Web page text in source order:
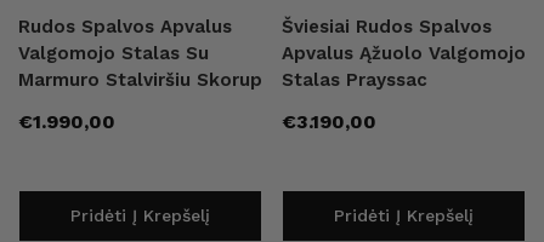
Rudos Spalvos Apvalus
Valgomojo Stalas Su
Marmuro Stalviršiu Skorup
Įprasta
€1.990,00
Pridėti Į Krepšelį
Šviesiai Rudos Spalvos
Apvalus Ąžuolo Valgomojo
Stalas Prayssac
Įprasta
€3.190,00
Pridėti Į Krepšelį